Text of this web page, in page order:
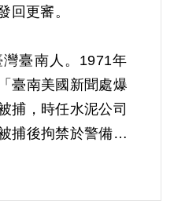
回更審。
臺南人。1971年
臺南美國新聞處爆
捕，時任水泥公司
捕後拘禁於警備總
及六張犁看守所進